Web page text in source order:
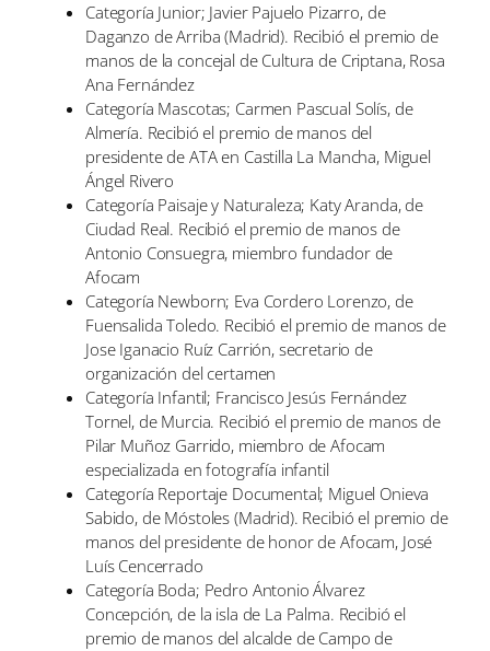
Categoría Junior; Javier Pajuelo Pizarro, de
Daganzo de Arriba (Madrid). Recibió el premio de
manos de la concejal de Cultura de Criptana, Rosa
Ana Fernández
Categoría Mascotas; Carmen Pascual Solís, de
Almería. Recibió el premio de manos del
presidente de ATA en Castilla La Mancha, Miguel
Ángel Rivero
Categoría Paisaje y Naturaleza; Katy Aranda, de
Ciudad Real. Recibió el premio de manos de
Antonio Consuegra, miembro fundador de
Afocam
Categoría Newborn; Eva Cordero Lorenzo, de
Fuensalida Toledo. Recibió el premio de manos de
Jose Iganacio Ruíz Carrión, secretario de
organización del certamen
Categoría Infantil; Francisco Jesús Fernández
Tornel, de Murcia. Recibió el premio de manos de
Pilar Muñoz Garrido, miembro de Afocam
especializada en fotografía infantil
Categoría Reportaje Documental; Miguel Onieva
Sabido, de Móstoles (Madrid). Recibió el premio de
manos del presidente de honor de Afocam, José
Luís Cencerrado
Categoría Boda; Pedro Antonio Álvarez
Concepción, de la isla de La Palma. Recibió el
premio de manos del alcalde de Campo de